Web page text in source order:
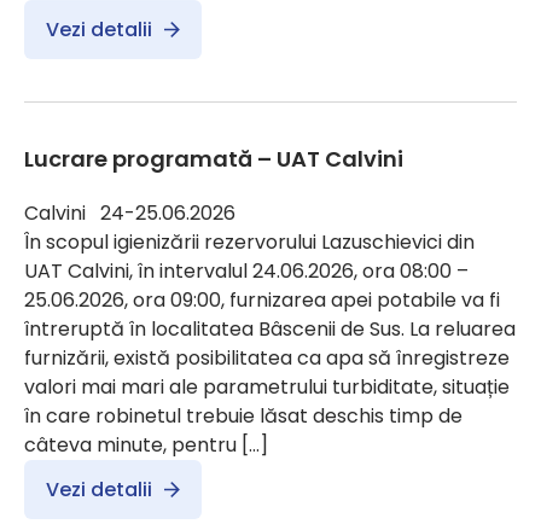
Vezi detalii
Lucrare programată – UAT Calvini
Calvini 24-25.06.2026
În scopul igienizării rezervorului Lazuschievici din
UAT Calvini, în intervalul 24.06.2026, ora 08:00 –
25.06.2026, ora 09:00, furnizarea apei potabile va fi
întreruptă în localitatea Bâscenii de Sus. La reluarea
furnizării, există posibilitatea ca apa să înregistreze
valori mai mari ale parametrului turbiditate, situație
în care robinetul trebuie lăsat deschis timp de
câteva minute, pentru […]
Vezi detalii